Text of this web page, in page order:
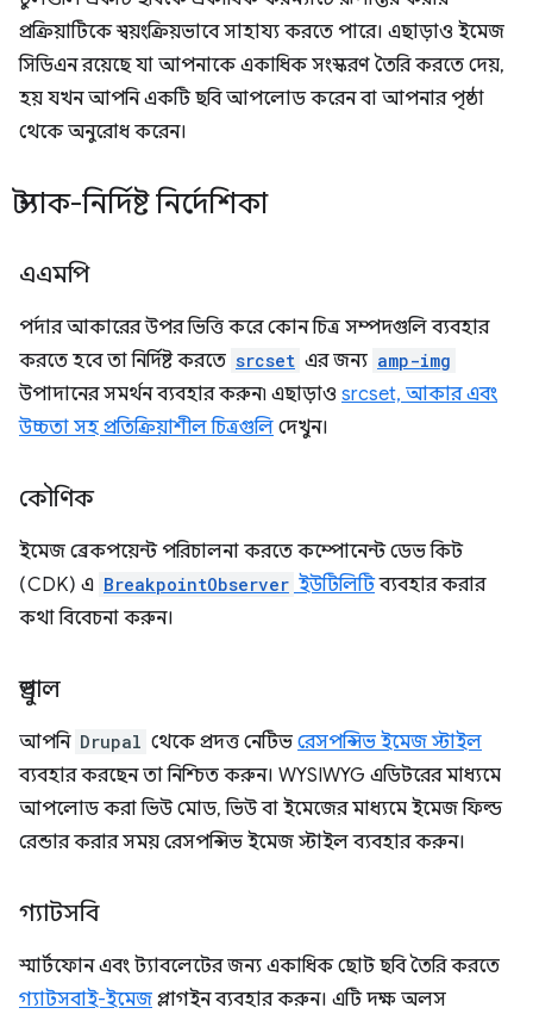
প্রক্রিয়াটিকে স্বয়ংক্রিয়ভাবে সাহায্য করতে পারে। এছাড়াও ইমেজ
সিডিএন রয়েছে যা আপনাকে একাধিক সংস্করণ তৈরি করতে দেয়,
হয় যখন আপনি একটি ছবি আপলোড করেন বা আপনার পৃষ্ঠা
থেকে অনুরোধ করেন।
স্ট্যাক-নির্দিষ্ট নির্দেশিকা
এএমপি
পর্দার আকারের উপর ভিত্তি করে কোন চিত্র সম্পদগুলি ব্যবহার
করতে হবে তা নির্দিষ্ট করতে srcset এর জন্য amp-img
উপাদানের সমর্থন ব্যবহার করুন৷ এছাড়াও srcset, আকার এবং
উচ্চতা সহ প্রতিক্রিয়াশীল চিত্রগুলি দেখুন।
কৌণিক
ইমেজ ব্রেকপয়েন্ট পরিচালনা করতে কম্পোনেন্ট ডেভ কিট
(CDK) এ BreakpointObserver ইউটিলিটিব্যবহার করার
কথা বিবেচনা করুন।
ড্রুপাল
আপনি Drupal থেকে প্রদত্ত নেটিভ রেসপন্সিভ ইমেজ স্টাইল
ব্যবহার করছেন তা নিশ্চিত করুন। WYSIWYG এডিটরের মাধ্যমে
আপলোড করা ভিউ মোড, ভিউ বা ইমেজের মাধ্যমে ইমেজ ফিল্ড
রেন্ডার করার সময় রেসপন্সিভ ইমেজ স্টাইল ব্যবহার করুন।
গ্যাটসবি
স্মার্টফোন এবং ট্যাবলেটের জন্য একাধিক ছোট ছবি তৈরি করতে
গ্যাটসবাই-ইমেজ প্লাগইন ব্যবহার করুন। এটি দক্ষ অলস